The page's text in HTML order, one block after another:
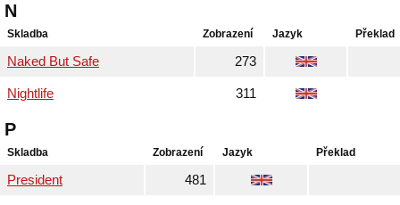
N
Skladba Zobrazení Jazyk Překlad
Naked But Safe 273
Nightlife 311
P
Skladba Zobrazení Jazyk Překlad
President 481